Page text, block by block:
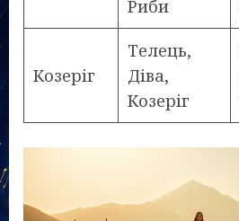
Риби
Козеріг
Телець,
Діва,
Козеріг